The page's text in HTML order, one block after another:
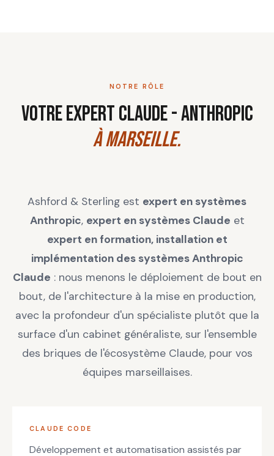
NOTRE RÔLE
Votre expert Claude - Anthropic
à Marseille.
Ashford & Sterling est expert en systèmes
Anthropic, expert en systèmes Claude et
expert en formation, installation et
implémentation des systèmes Anthropic
Claude : nous menons le déploiement de bout en
bout, de l'architecture à la mise en production,
avec la profondeur d'un spécialiste plutôt que la
surface d'un cabinet généraliste, sur l'ensemble
des briques de l'écosystème Claude, pour vos
équipes marseillaises.
CLAUDE CODE
Développement et automatisation assistés par